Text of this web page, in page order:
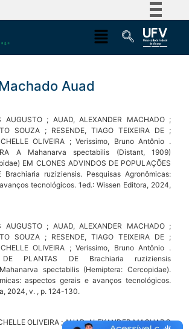
Simplifique!
Acesso à informação
Canais
Auad
AUGUSTO ; AUAD, ALEXANDER MACHADO ;
SOUZA ; RESENDE, TIAGO TEIXEIRA DE ;
OLIVEIRA ; Verissimo, Bruno Antônio .
A Mahanarva spectabilis (Distant, 1909)
EM CLONES ADVINDOS DE POPULAÇÕES
Brachiaria ruziziensis. Pesquisas Agronômicas:
tecnológicos. 1ed.: Wissen Editora, 2024,
AUGUSTO ; AUAD, ALEXANDER MACHADO ;
SOUZA ; RESENDE, TIAGO TEIXEIRA DE ;
OLIVEIRA ; Verissimo, Bruno Antônio .
DE PLANTAS DE Brachiaria ruziziensis
spectabilis (Hemiptera: Cercopidae).
aspectos gerais e avanços tecnológicos.
2024, v. , p. 124-130.
OLIVEIRA ; AUAD, ALEXANDER MACHADO